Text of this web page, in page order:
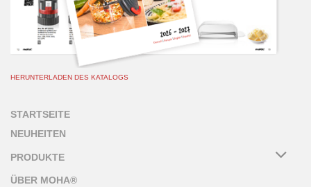
HERUNTERLADEN DES KATALOGS
STARTSEITE
NEUHEITEN
PRODUKTE
ÜBER MOHA®